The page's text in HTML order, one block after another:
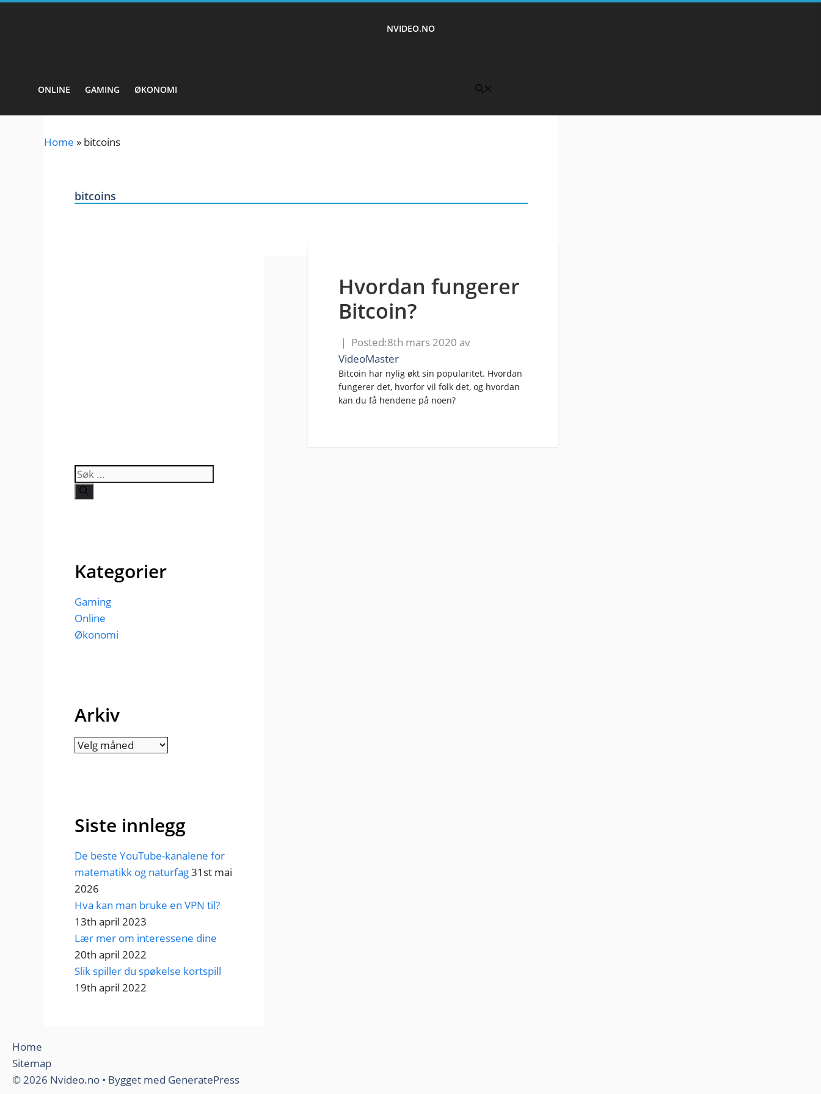
NVIDEO.NO
ONLINE GAMING ØKONOMI
Home » bitcoins
bitcoins
Hvordan fungerer
Bitcoin?
8th mars 2020 av
VideoMaster
Bitcoin har nylig økt sin popularitet. Hvordan
fungerer det, hvorfor vil folk det, og hvordan
kan du få hendene på noen?
Søk
etter:
Kategorier
Gaming
Online
Økonomi
Arkiv
Arkiv
Siste innlegg
De beste YouTube-kanalene for
matematikk og naturfag31st mai
2026
Hva kan man bruke en VPN til?
13th april 2023
Lær mer om interessene dine
20th april 2022
Slik spiller du spøkelse kortspill
19th april 2022
Home
Sitemap
© 2026 Nvideo.no • Bygget med GeneratePress